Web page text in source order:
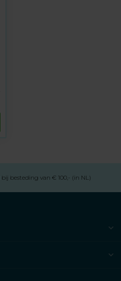
bij besteding van € 100,- (in NL)